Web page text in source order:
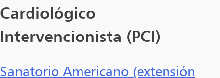
Cardiológico
Intervencionista (PCI)
Sanatorio Americano (extensión